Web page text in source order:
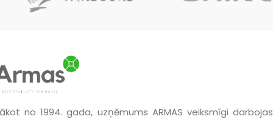
dibenu un alumīnija vāku.
mājās un brīvā dabā.
no 1994. gada, uzņēmums ARMAS veiksmīgi darbojas